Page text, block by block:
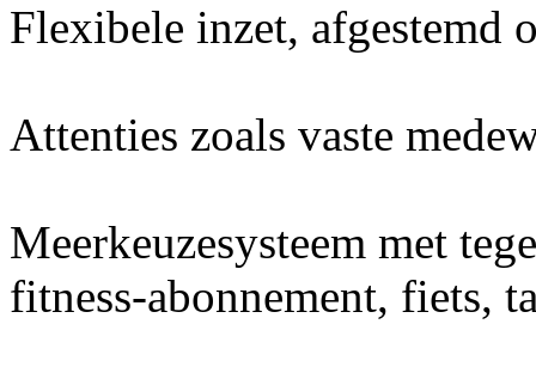
Flexibele inzet, afgestemd
Attenties zoals vaste
Meerkeuzesysteem met
fitness-abonnement, fiets,